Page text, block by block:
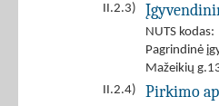
II.2.3)
NUTS kodas:
Pagrindinė
Mažeikių
II.2.4)
Pirkimo